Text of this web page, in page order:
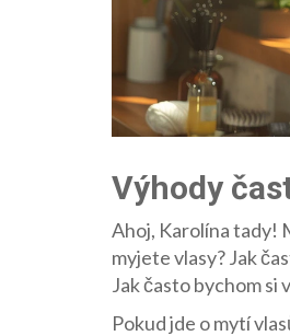
Výhody
Ahoj, Karolína tady!
myjete vlasy? Jak
Jak často bychom si
Pokud jde o mytí